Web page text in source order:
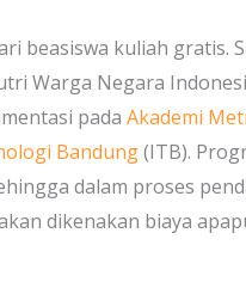
beasiswa kuliah gratis.
Warga Negara
pada Akademi
Bandung(ITB).
dalam proses
dikenakan biaya